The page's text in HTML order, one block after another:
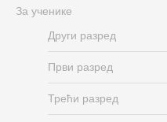
За ученике
Други разред
Први разред
Трећи разред